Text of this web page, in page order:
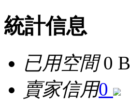
統計信息
已用空間0 B
賣家信用0